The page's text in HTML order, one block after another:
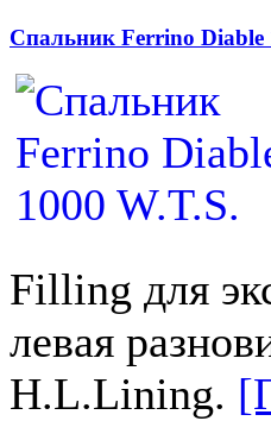
Спальник Ferrino Diable
Filling для
левая
H.L.Lining.